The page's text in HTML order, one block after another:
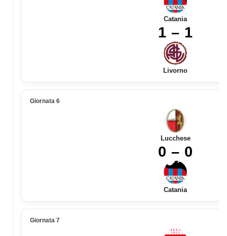
Catania
1 – 1
Livorno
Giornata 6
Lucchese
0 – 0
Catania
Giornata 7